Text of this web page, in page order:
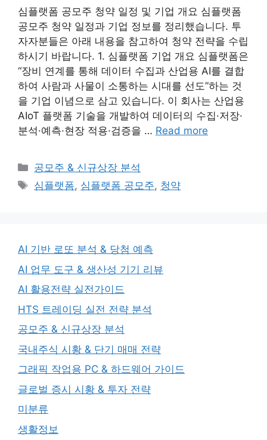
심플랫폼 공모주 청약 일정 및 기업 개요 심플랫폼
공모주 청약 일정과 기업 정보를 정리했습니다. 투
자자분들은 아래 내용을 참고하여 청약 전략을 수립
하시기 바랍니다. 1. 심플랫폼 기업 개요 심플랫폼은
“장비 연계를 통해 데이터 수집과 산업용 AI를 결합
하여 사람과 사물이 소통하는 시대를 선도”하는 것
을 기업 이념으로 삼고 있습니다. 이 회사는 산업용
AIoT 플랫폼 기술을 개발하여 데이터의 수집·저장·
분석·예측·현장 적용·검증을 … Read more
Categories
공모주 & 신규상장 분석
Tags
심플랫폼, 심플랫폼 공모주, 청약
AI 기반 로또 분석 & 당첨 예측
AI 업무 도구 & 생산성 기기 리뷰
AI 활용전략 실전가이드
HTS 트레이딩 실전 전략 분석
공모주 & 신규상장 분석
국내주식 시황 & 단기 매매 전략
그래픽 작업용 PC & 하드웨어 가이드
글로벌 증시 시황 & 투자 전략
미분류
생활정보